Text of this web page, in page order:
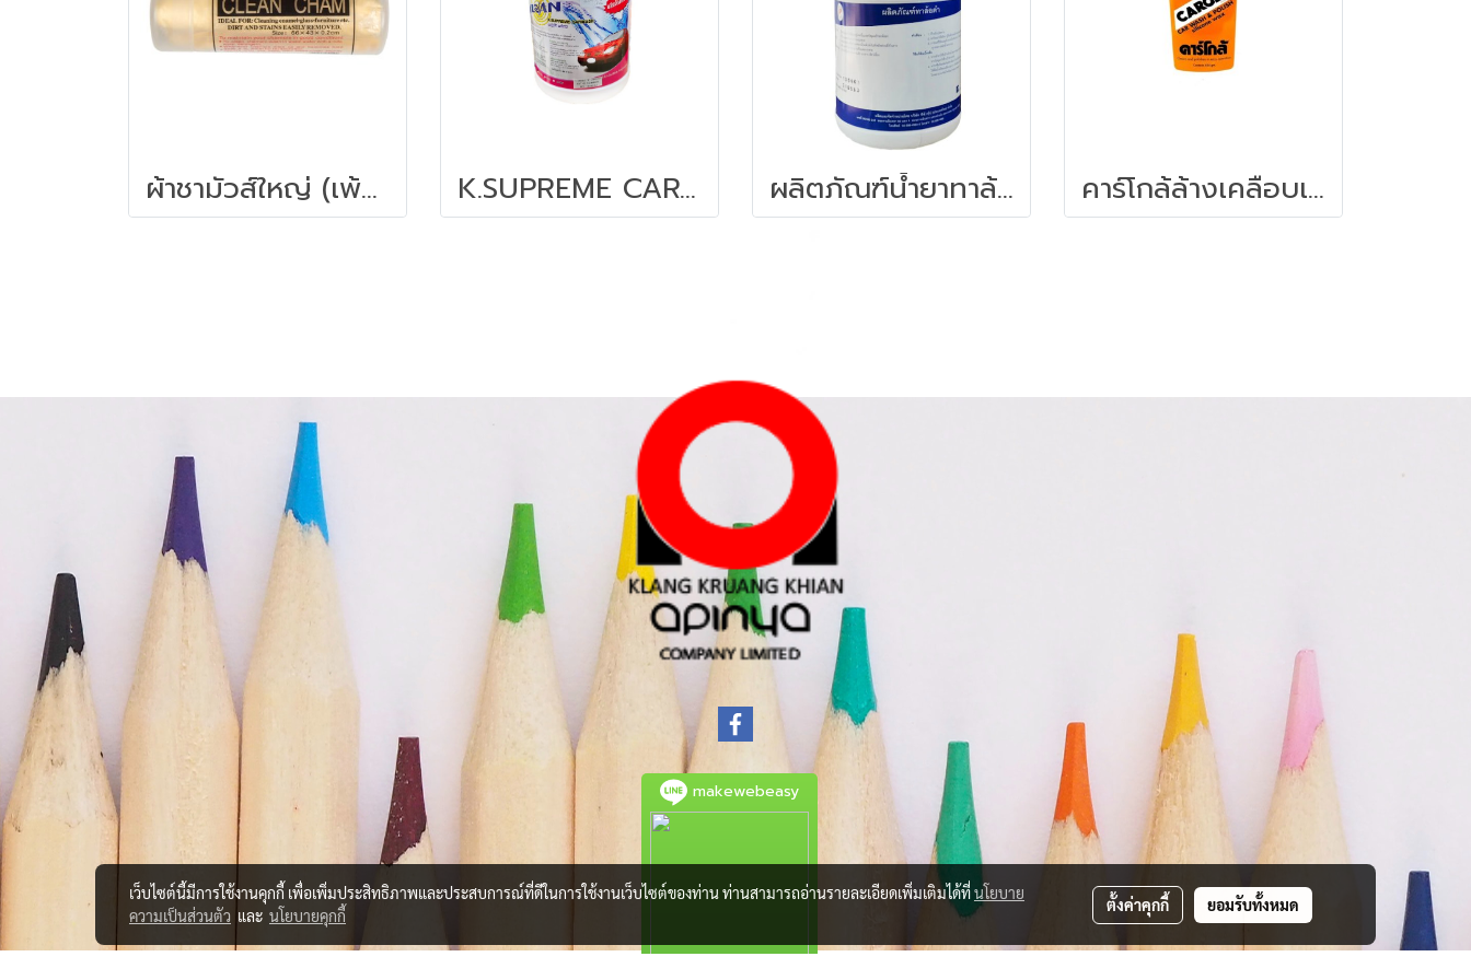
ผ้าชามัวส์ใหญ่ (เพ้นติ้ง) GIANT KINGKONG K.SUPREME CARWASH น้ำยาล้างรถ ขนาด 3.85 ลิตร ผลิตภัณฑ์น้ำยาทาล้อดำขนาด 3.8 ลิตร คาร์โกล้ล้างเคลือบเงารถ
makewebeasy
เว็บไซต์นี้มีการใช้งานคุกกี้ เพื่อเพิ่มประสิทธิภาพและประสบการณ์ที่ดีในการใช้งานเว็บไซต์ของท่าน ท่านสามารถอ่านรายละเอียดเพิ่มเติมได้ที่นโยบาย
ความเป็นส่วนตัว และ นโยบายคุกกี้
ตั้งค่าคุกกี้ ยอมรับทั้งหมด